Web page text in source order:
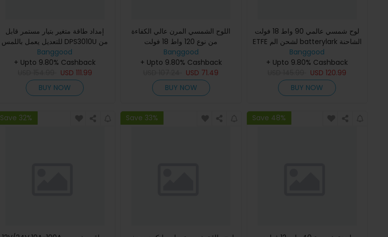
إمداد طاقة متغير بتيار مستمر قابل
للتعديل يعمل باللمس DPS3010U من
30V 0-10A USB 300W
Banggood
+ Upto 9.80% Cashback
USD 111.99
BUY NOW
اللوح الشمسي المرن عالي الكفاءة
من نوع 120 واط 18 فولت
مونوكريستال قابل للتوسيع للماء
Banggood
+ Upto 9.80% Cashback
USD 71.49
BUY NOW
لوح شمسي عالمي 90 واط 18 فولت
ETFE لشحن الم batterylark الشاحنة
للرحلات والتخييم
Banggood
+ Upto 9.80% Cashback
USD120.99
BUY NOW
Save 32% Save 33% Save 48%